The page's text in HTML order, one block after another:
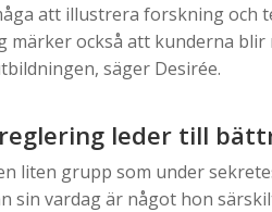
att illustrera forskning och
märker också att kunderna
säger Desirée.
leder till
liten grupp som under
sin vardag är något hon